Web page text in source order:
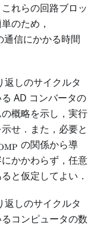
れらの回路ブロッ
のため，
=
通信にかかる時間
返しのサイクルタ
AD コンバータの
概略を示し，実行
せ．また，必要と
の関係から導
かかわらず，任意
と仮定してよい．
返しのサイクルタ
コンピュータの数